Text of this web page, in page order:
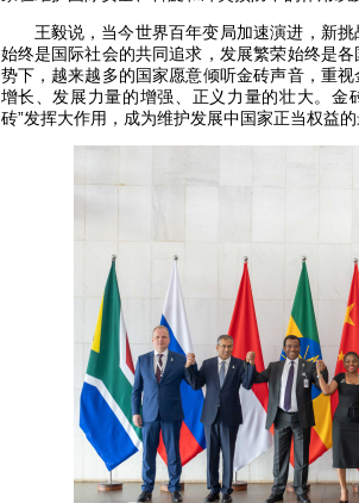
王毅说，当今世界百年变局加速演进，新
始终是国际社会的共同追求，发展繁荣始终是
势下，越来越多的国家愿意倾听金砖声音，重
增长、发展力量的增强、正义力量的壮大。金
砖”发挥大作用，成为维护发展中国家正当权益的